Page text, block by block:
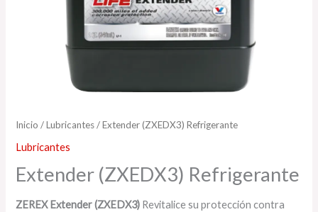
Inicio /Lubricantes/ Extender (ZXEDX3) Refrigerante
Lubricantes
Extender (ZXEDX3) Refrigerante
ZEREX Extender (ZXEDX3) Revitalice su protección contra